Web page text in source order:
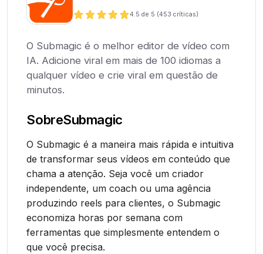
4.5 de 5 (453 críticas)
O Submagic é o melhor editor de vídeo com
IA. Adicione viral em mais de 100 idiomas a
qualquer vídeo e crie viral em questão de
minutos.
SobreSubmagic
O Submagic é a maneira mais rápida e intuitiva
de transformar seus vídeos em conteúdo que
chama a atenção. Seja você um criador
independente, um coach ou uma agência
produzindo reels para clientes, o Submagic
economiza horas por semana com
ferramentas que simplesmente entendem o
que você precisa.